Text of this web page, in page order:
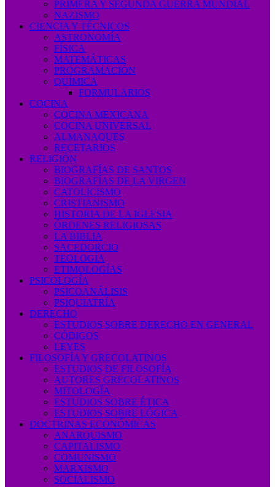
PRIMERA Y SEGUNDA GUERRA MUNDIAL
NAZISMO
CIENCIA Y TÉCNICOS
ASTRONOMÍA
FÍSICA
MATEMÁTICAS
PROGRAMACIÓN
QUÍMICA
FORMULARIOS
COCINA
COCINA MEXICANA
COCINA UNIVERSAL
ALMANAQUES
RECETARIOS
RELIGIÓN
BIOGRAFÍAS DE SANTOS
BIOGRAFÍAS DE LA VIRGEN
CATOLICISMO
CRISTIANISMO
HISTORIA DE LA IGLESIA
ÓRDENES RELIGIOSAS
LA BIBLIA
SACEDORCIO
TEOLOGÍA
ETIMOLOGÍAS
PSICOLOGÍA
PSICOANÁLISIS
PSIQUIATRÍA
DERECHO
ESTUDIOS SOBRE DERECHO EN GENERAL
CÓDIGOS
LEYES
FILOSOFÍA Y GRECOLATINOS
ESTUDIOS DE FILOSOFÍA
AUTORES GRECOLATINOS
MITOLOGÍA
ESTUDIOS SOBRE ÉTICA
ESTUDIOS SOBRE LÓGICA
DOCTRINAS ECONÓMICAS
ANARQUISMO
CAPITALISMO
COMUNISMO
MARXISMO
SOCIALISMO